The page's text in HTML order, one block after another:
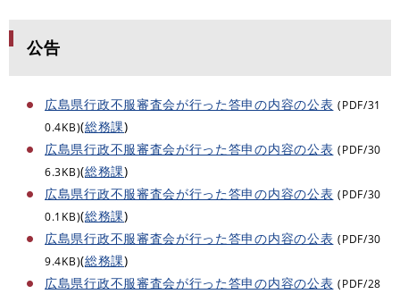
公告
広島県行政不服審査会が行った答申の内容の公表 (PDF/31
0.4KB)(総務課)
広島県行政不服審査会が行った答申の内容の公表 (PDF/30
6.3KB)(総務課)
広島県行政不服審査会が行った答申の内容の公表 (PDF/30
0.1KB)(総務課)
広島県行政不服審査会が行った答申の内容の公表 (PDF/30
9.4KB)(総務課)
広島県行政不服審査会が行った答申の内容の公表 (PDF/28